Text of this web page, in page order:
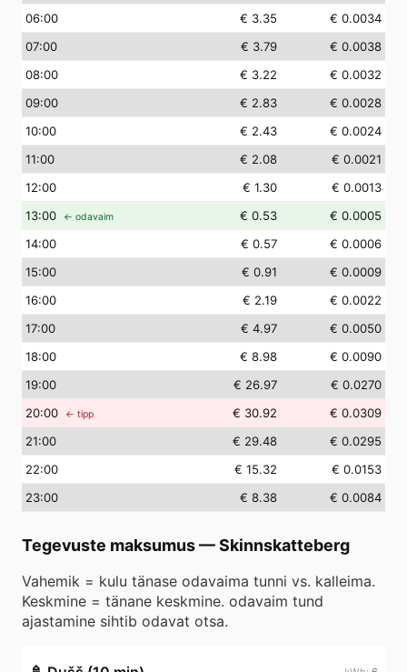
06:00 € 3.35
€ 0.0034
07:00 € 3.79
€ 0.0038
08:00 € 3.22
€ 0.0032
09:00 € 2.83
€ 0.0028
10:00 € 2.43
€ 0.0024
11:00 € 2.08
€ 0.0021
12:00 € 1.30
€ 0.0013
13:00 ← odavaim € 0.53
€ 0.0005
14:00 € 0.57
€ 0.0006
15:00 € 0.91
€ 0.0009
16:00 € 2.19
€ 0.0022
17:00 € 4.97
€ 0.0050
18:00 € 8.98
€ 0.0090
19:00 € 26.97
€ 0.0270
20:00 ← tipp € 30.92
€ 0.0309
21:00 € 29.48
€ 0.0295
22:00 € 15.32
€ 0.0153
23:00 € 8.38 € 0.0084
Tegevuste maksumus—Skinnskatteberg
Vahemik = kulu tänase odavaima tunni vs. kalleima.
Keskmine = tänane keskmine. odavaim tund
ajastamine sihtib odavat otsa.